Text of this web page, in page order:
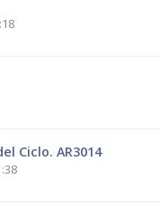
Ciclo. AR3014